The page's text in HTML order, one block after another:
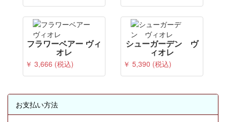
フラワーベアー ヴィ
オレ
￥ 3,666 (税込)
シューガーデン ヴ
ィオレ
￥ 5,390 (税込)
お支払い方法